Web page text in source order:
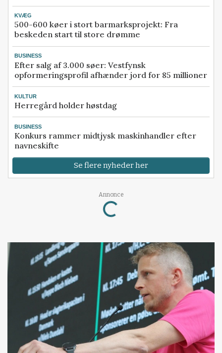
KVÆG
500-600 køer i stort barmarksprojekt: Fra
beskeden start til store drømme
BUSINESS
Efter salg af 3.000 søer: Vestfynsk
opformeringsprofil afhænder jord for 85 millioner
KULTUR
Herregård holder høstdag
BUSINESS
Konkurs rammer midtjysk maskinhandler efter
navneskifte
Se flere nyheder her
Annonce
Loading...